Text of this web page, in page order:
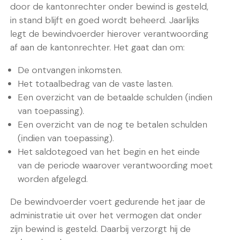
door de kantonrechter onder bewind is gesteld,
in stand blijft en goed wordt beheerd. Jaarlijks
legt de bewindvoerder hierover verantwoording
af aan de kantonrechter. Het gaat dan om:
De ontvangen inkomsten.
Het totaalbedrag van de vaste lasten.
Een overzicht van de betaalde schulden (indien
van toepassing).
Een overzicht van de nog te betalen schulden
(indien van toepassing).
Het saldotegoed van het begin en het einde
van de periode waarover verantwoording moet
worden afgelegd.
De bewindvoerder voert gedurende het jaar de
administratie uit over het vermogen dat onder
zijn bewind is gesteld. Daarbij verzorgt hij de